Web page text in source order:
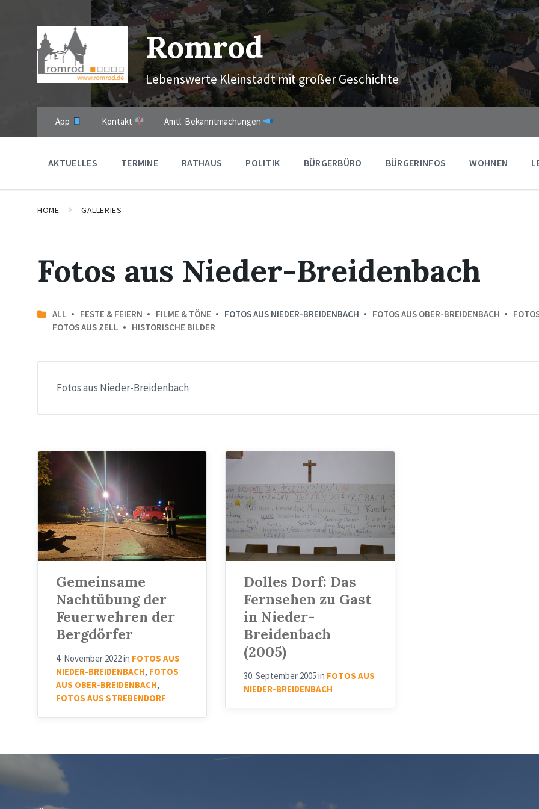
navigation
Romrod
Lebenswerte Kleinstadt mit großer Geschichte
App Kontakt Amtl. Bekanntmachungen
AKTUELLES TERMINE RATHAUS POLITIK BÜRGERBÜRO BÜRGERINFOS WOHNEN
HOME GALLERIES
Fotos aus Nieder-Breidenbach
ALL FESTE & FEIERN FILME & TÖNE FOTOS AUS NIEDER-BREIDENBACH FOTOS AUS OBER-BREIDENBACH
FOTOS AUS ZELL
HISTORISCHE BILDER
Fotos aus Nieder-Breidenbach
Nachtübung
der
Feuerwehren
Bergdörfer
(November
2022)
-
Gemeinsame
Nachtübung der
Feuerwehren der
Bergdörfer
4. November 2022in FOTOS AUS
NIEDER-BREIDENBACH, FOTOS
AUS OBER-BREIDENBACH,
FOTOS AUS STREBENDORF
Dolles
Nieder-
Breidenbach
2005
Dolles Dorf: Das
Fernsehen zu Gast
in Nieder-
Breidenbach
(2005)
30. September 2005in FOTOS AUS
NIEDER-BREIDENBACH